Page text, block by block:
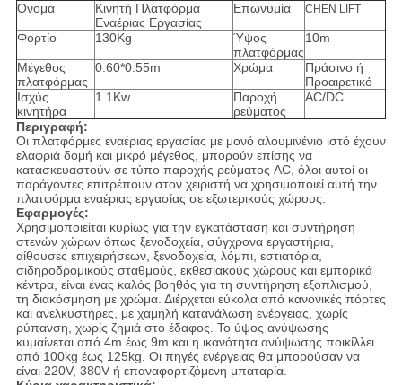
Όνομα
Κινητή Πλατφόρμα
Εναέριας Εργασίας
Επωνυμία CHEN LIFT
Φορτίο 130Kg
Ύψος
πλατφόρμας
10m
Μέγεθος
πλατφόρμας
0.60*0.55m Χρώμα
Πράσινο ή
Προαιρετικό
Ισχύς
κινητήρα
1.1Kw
Παροχή
ρεύματος
AC/DC
Περιγραφή:
Οι πλατφόρμες εναέριας εργασίας με μονό αλουμινένιο ιστό έχουν
ελαφριά δομή και μικρό μέγεθος, μπορούν επίσης να
κατασκευαστούν σε τύπο παροχής ρεύματος AC, όλοι αυτοί οι
παράγοντες επιτρέπουν στον χειριστή να χρησιμοποιεί αυτή την
πλατφόρμα εναέριας εργασίας σε εξωτερικούς χώρους.
Εφαρμογές:
Χρησιμοποιείται κυρίως για την εγκατάσταση και συντήρηση
στενών χώρων όπως ξενοδοχεία, σύγχρονα εργαστήρια,
αίθουσες επιχειρήσεων, ξενοδοχεία, λόμπι, εστιατόρια,
σιδηροδρομικούς σταθμούς, εκθεσιακούς χώρους και εμπορικά
κέντρα, είναι ένας καλός βοηθός για τη συντήρηση εξοπλισμού,
τη διακόσμηση με χρώμα. Διέρχεται εύκολα από κανονικές πόρτες
και ανελκυστήρες, με χαμηλή κατανάλωση ενέργειας, χωρίς
ρύπανση, χωρίς ζημιά στο έδαφος. Το ύψος ανύψωσης
κυμαίνεται από 4m έως 9m και η ικανότητα ανύψωσης ποικίλλει
από 100kg έως 125kg. Οι πηγές ενέργειας θα μπορούσαν να
είναι 220V, 380V ή επαναφορτιζόμενη μπαταρία.